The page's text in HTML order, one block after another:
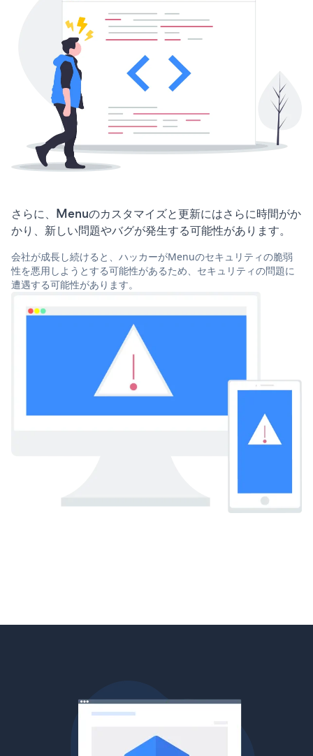
さらに、Menuのカスタマイズと更新にはさらに時間がか
かり、新しい問題やバグが発生する可能性があります。
会社が成長し続けると、ハッカーがMenuのセキュリティの脆弱
性を悪用しようとする可能性があるため、セキュリティの問題に
遭遇する可能性があります。